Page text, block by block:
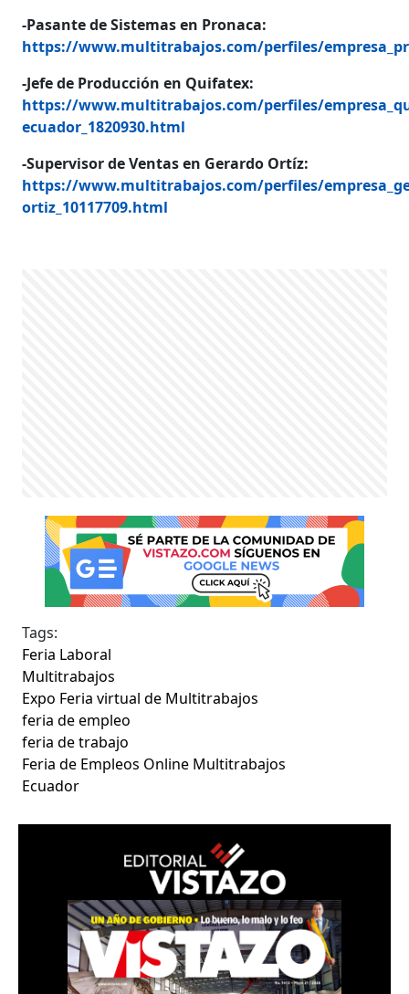
-Pasante de Sistemas en Pronaca:
https://www.multitrabajos.com/perfiles/
-Jefe de Producción en Quifatex:
https://www.multitrabajos.com/perfiles/
ecuador_1820930.html
-Supervisor de Ventas en Gerardo Ortíz:
https://www.multitrabajos.com/perfiles/
ortiz_10117709.html
Tags:
Feria Laboral
Multitrabajos
Expo Feria virtual de Multitrabajos
feria de empleo
feria de trabajo
Feria de Empleos Online Multitrabajos
Ecuador